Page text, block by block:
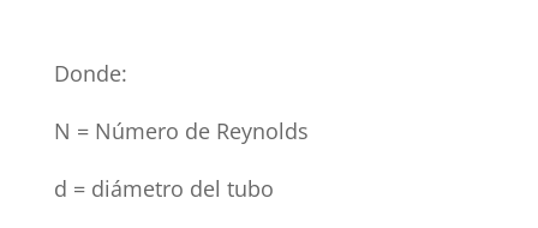
Donde:
N = Número de Reynolds
d = diámetro del tubo